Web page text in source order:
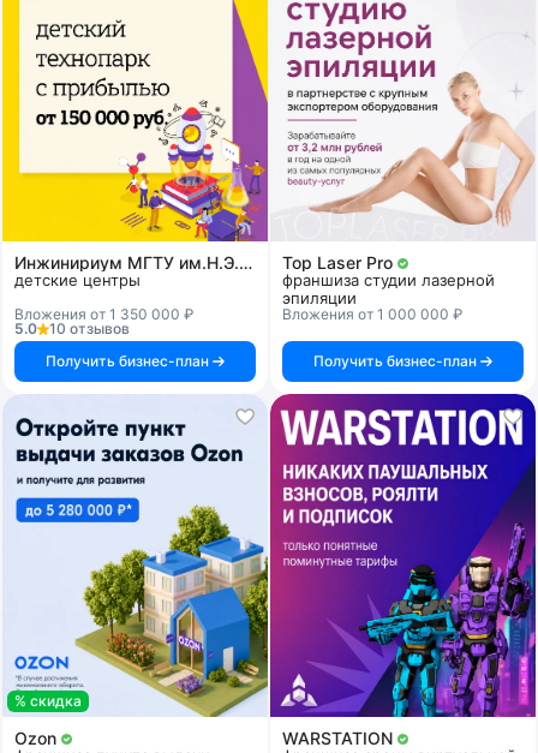
Инжинириум МГТУ им.Н.Э.Баумана
детские центры
Вложения от 1 350 000 ₽
5.0
10 отзывов
Получить бизнес-план
Top Laser Pro
франшиза студии лазерной
эпиляции
Вложения от 1 000 000 ₽
Получить бизнес-план
% скидка
Ozon WARSTATION